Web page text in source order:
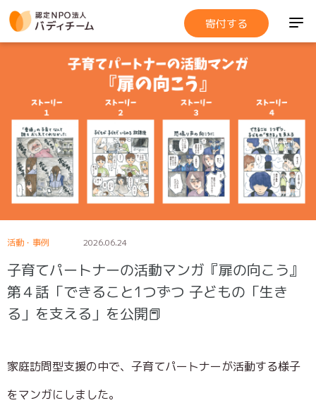
寄付する
活動・事例 2026.06.24
子育てパートナーの活動マンガ『扉の向こう』
第４話「できること1つずつ 子どもの「生き
る」を支える」を公開📕
家庭訪問型支援の中で、子育てパートナーが活動する様子
をマンガにしました。